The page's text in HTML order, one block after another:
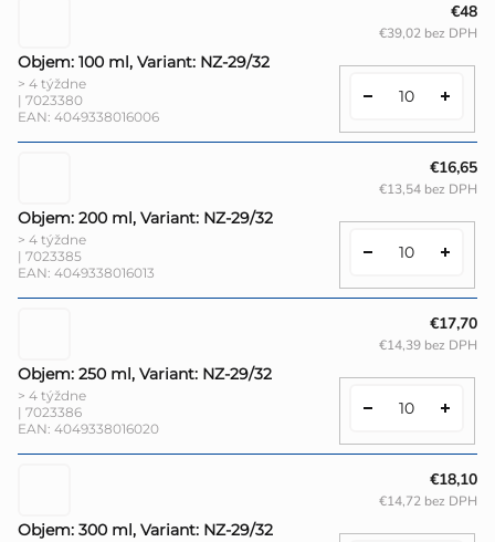
Objem: 100 ml, Variant: NZ-29/32
> 4 týždne
| 7023380
EAN: 4049338016006
€48
€39,02 bez DPH
Objem: 200 ml, Variant: NZ-29/32
> 4 týždne
| 7023385
EAN: 4049338016013
€16,65
€13,54 bez DPH
Objem: 250 ml, Variant: NZ-29/32
> 4 týždne
| 7023386
EAN: 4049338016020
€17,70
€14,39 bez DPH
Objem: 300 ml, Variant: NZ-29/32
€18,10
€14,72 bez DPH